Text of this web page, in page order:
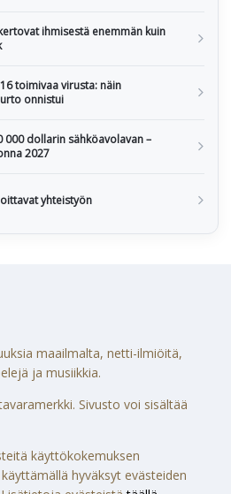
ihmisestä enemmän kuin
toimivaa virusta: näin
onnistui
000 dollarin sähköavolavan –
2027
yhteistyön
maailmalta, netti-ilmiöitä,
ja musiikkia.
Sivusto voi sisältää
käyttökokemuksen
hyväksyt evästeiden